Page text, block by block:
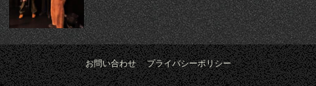
お問い合わせ プライバシーポリシー